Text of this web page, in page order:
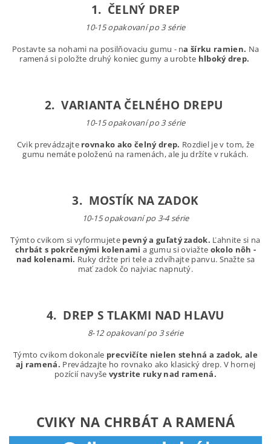
1. ČELNÝ DREP
10-15 opakovaní po 3 série
Postavte sa nohami na posilňovaciu gumu - na šírku ramien. Na
ramená si položte druhý koniec gumy a urobte hlboký drep.
2. VARIANTA ČELNÉHO DREPU
10-15 opakovaní po 3 série
Cvik prevádzajte rovnako ako čelný drep. Rozdiel je v tom, že
gumu nemáte položenú na ramenách, ale ju držíte v rukách.
3. MOSTÍK NA ZADOK
10-15 opakovaní po 3-4 série
Týmto cvikom si vyformujete pevný a guľatý zadok. Ľahnite si na
chrbát s pokrčenými kolenami a gumu si oviažte okolo nôh -
nad kolenami. Ruky držte pri tele a zdvíhajte panvu. Snažte sa
mať zadok čo najviac napnutý.
4. DREP S TLAKMI NAD HLAVU
8-12 opakovaní po 3 série
Týmto cvikom dokonale precvičíte nielen stehná a zadok, ale
aj ramená. Prevádzajte ho rovnako ako klasický drep. V hornej
pozícií navyše vystrite ruky nad ramená.
CVIKY NA CHRBÁT A RAMENÁ